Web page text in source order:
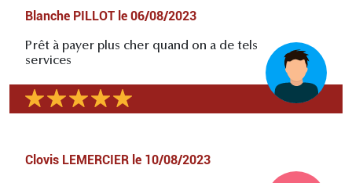
Blanche PILLOT le 06/08/2023
Prêt à payer plus cher quand on a de tels
services
Clovis LEMERCIER le 10/08/2023